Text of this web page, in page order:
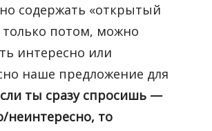
содержать «открытый
только потом, можно
интересно или
наше предложение для
ты сразу спросишь —
неинтересно, то